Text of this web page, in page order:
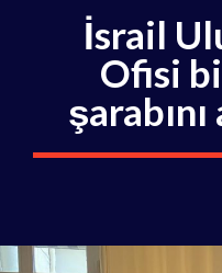
İsrail
Ofisi